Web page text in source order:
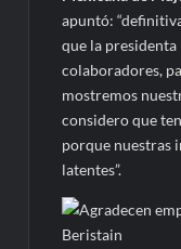
apuntó:
que la
colaboradores,
mostremos
considero que
porque nuestras
latentes”.